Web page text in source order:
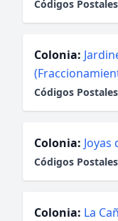
Códigos
Colonia:
Códigos
Colonia: Joyas
Códigos
Colonia: La